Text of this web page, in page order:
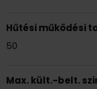
Hűtési működési
50
Max. kült.-belt.